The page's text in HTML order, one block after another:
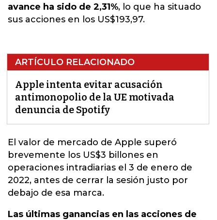
avance ha sido de 2,31%, lo que ha situado
sus acciones en los US$193,97.
ARTÍCULO RELACIONADO
Apple intenta evitar acusación
antimonopolio de la UE motivada
denuncia de Spotify
El valor de mercado de Apple superó
brevemente los US$3 billones en
operaciones intradiarias el 3 de enero de
2022, antes de cerrar la sesión justo por
debajo de esa marca.
Las últimas ganancias en las acciones de